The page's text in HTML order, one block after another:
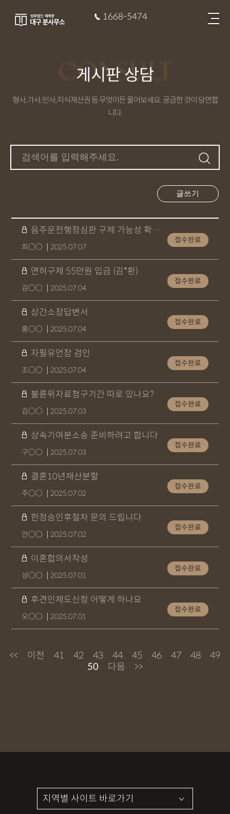
1668-5474
CONSULT
게시판 상담
형사, 가사, 민사, 지식재산권 등 무엇이든 물어보세요. 궁금한 것이 당연합
니다.
글쓰기
음주운전행정심판 구제 가능성 확인 빨리 부탁드립니다
최○○ 2025.07.07
접수완료
면허구제 55만원 입금 (김*환)
김○○ 2025.07.04
접수완료
상간소장답변서
홍○○ 2025.07.04
접수완료
자필유언장 검인
조○○ 2025.07.04
접수완료
불륜위자료청구기간 따로 있나요?
김○○ 2025.07.03
접수완료
상속기여분소송 준비하려고 합니다
구○○ 2025.07.03
접수완료
결혼10년재산분할
주○○ 2025.07.02
접수완료
한정승인후절차 문의 드립니다
안○○ 2025.07.02
접수완료
이혼합의서작성
성○○ 2025.07.01
접수완료
후견인제도신청 어떻게 하나요
오○○ 2025.07.01
접수완료
<< 이전 41 42 43 44 45 46 47 48
49
50
다음 >>